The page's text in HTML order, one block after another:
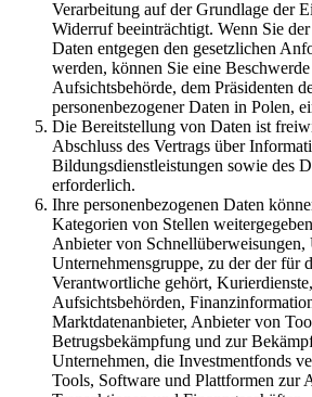
Verarbeitung auf der Grundlage der
Widerruf beeinträchtigt. Wenn Sie
Daten entgegen den gesetzlichen
werden, können Sie eine
Aufsichtsbehörde, dem Präsidenten
personenbezogener Daten in Polen,
Die Bereitstellung von Daten ist
Abschluss des Vertrags über
Bildungsdienstleistungen sowie des
erforderlich.
Ihre personenbezogenen Daten
Kategorien von Stellen
Anbieter von Schnellüberweisungen,
Unternehmensgruppe, zu der der für
Verantwortliche gehört,
Aufsichtsbehörden,
Marktdatenanbieter, Anbieter von
Betrugsbekämpfung und zur
Unternehmen, die Investmentfonds
Tools, Software und Plattformen zur